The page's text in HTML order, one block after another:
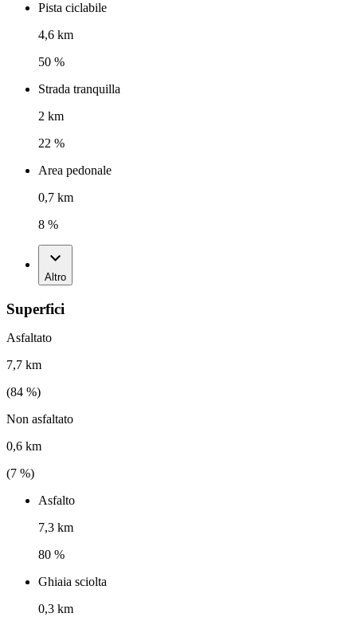
Pista ciclabile
4,6 km
50 %
Strada tranquilla
2 km
22 %
Area pedonale
0,7 km
8 %
Altro
Superfici
Asfaltato
7,7 km
(84 %)
Non asfaltato
0,6 km
(7 %)
Asfalto
7,3 km
80 %
Ghiaia sciolta
0,3 km